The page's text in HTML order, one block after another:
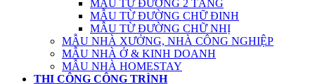
MẪU TỪ ĐƯỜNG 2 TẦNG
MẪU TỪ ĐƯỜNG CHỮ ĐINH
MẪU TỪ ĐƯỜNG CHỮ NHỊ
MẪU NHÀ XƯỞNG, NHÀ CÔNG NGHIỆP
MẪU NHÀ Ở & KINH DOANH
MẪU NHÀ HOMESTAY
THI CÔNG CÔNG TRÌNH